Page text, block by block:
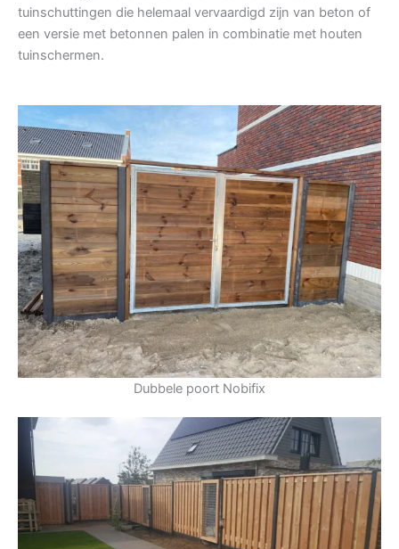
tuinschuttingen die helemaal vervaardigd zijn van beton of
een versie met betonnen palen in combinatie met houten
tuinschermen.
Dubbele poort Nobifix